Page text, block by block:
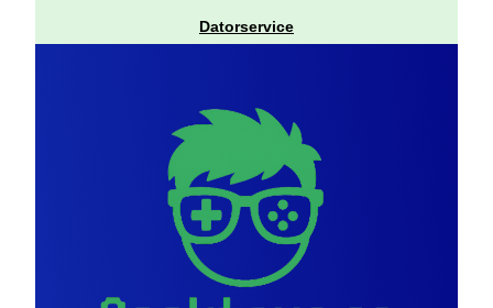
Datorservice